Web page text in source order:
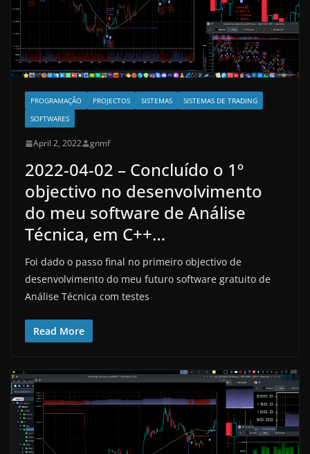
PROGRAMAÇÃO PROJECTOS SISTEMAS
SISTEMAS DE TRADING
SOFTWARES
April 2, 2022 gnmf
2022-04-02 – Concluído o 1º
objectivo no desenvolvimento
do meu software de Análise
Técnica, em C++…
Foi dado o passo final no primeiro objectivo de
desenvolvimento do meu futuro software gratuito de
Análise Técnica com testes
Read More